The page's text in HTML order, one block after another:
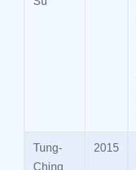
Tung-
Ching
2015